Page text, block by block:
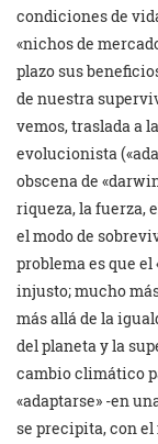
condiciones de
«nichos de
plazo sus
de nuestra
vemos, traslada a
evolucionista
obscena de
riqueza, la fuerza,
el modo de
problema es que
injusto; mucho
más allá de la
del planeta y la
cambio climático
«adaptarse» -en
se precipita, con el